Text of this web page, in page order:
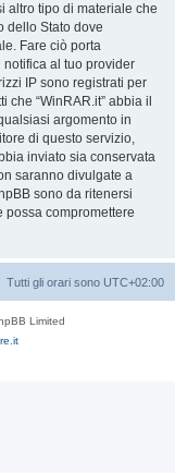
altro tipo di materiale che
dello Stato dove
Fare ciò porta
notifica al tuo provider
IP sono registrati per
“WinRAR.it” abbia il
argomento in
di questo servizio,
inviato sia conservata
saranno divulgate a
sono da ritenersi
compromettere
Tutti gli orari sono UTC+02:00
Limited